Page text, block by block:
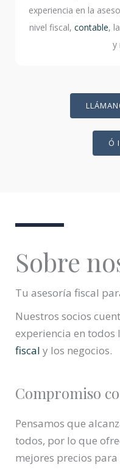
experiencia en la
nivel fiscal, contable,
y
Ó
Sobre
Tu asesoría fiscal
Nuestros socios
experiencia en todos
fiscal y los negocios.
Compromiso
Pensamos que
todos, por lo que
mejores precios